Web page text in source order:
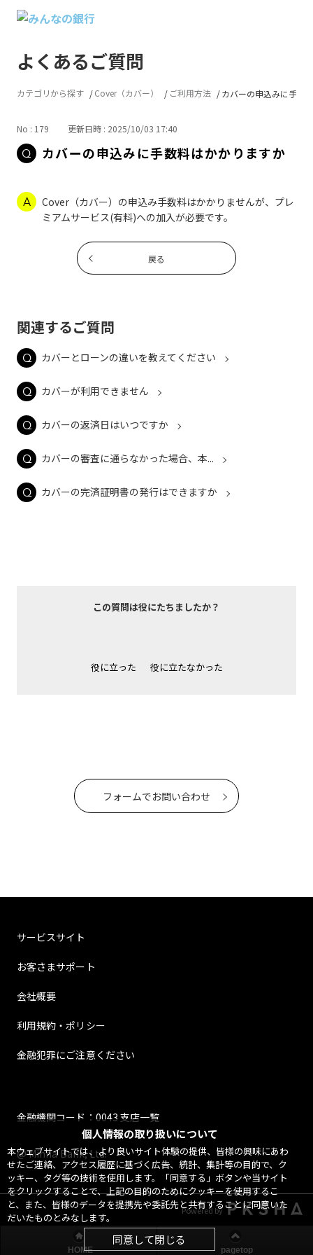
よくあるご質問
個人情報の取り扱いについて
本ウェブサイトでは、より良いサイト体験の提供、皆様の興味にあわ
せたご連絡、アクセス履歴に基づく広告、統計、集計等の目的で、ク
ッキー、タグ等の技術を使用します。「同意する」ボタンや当サイト
をクリックすることで、上記の目的のためにクッキーを使用するこ
と、また、皆様のデータを提携先や委託先と共有することに同意いた
だいたものとみなします。
同意して閉じる
カテゴリから探す Cover（カバー） ご利用方法 カバーの申込みに手数
No : 179 更新日時 : 2025/10/03 17:40
カバーの申込みに手数料はかかりますか
Cover（カバー）の申込み手数料はかかりませんが、プレ
ミアムサービス(有料)への加入が必要です。
戻る
関連するご質問
カバーとローンの違いを教えてください
カバーが利用できません
カバーの返済日はいつですか
カバーの審査に通らなかった場合、本...
カバーの完済証明書の発行はできますか
この質問は役にたちましたか？
役に立った 役に立たなかった
フォームでお問い合わせ
サービスサイト
お客さまサポート
会社概要
利用規約・ポリシー
金融犯罪にご注意ください
金融機関コード：0043 支店一覧
@ Minna Bank, Ltd.
Powered by
HOME pagetop